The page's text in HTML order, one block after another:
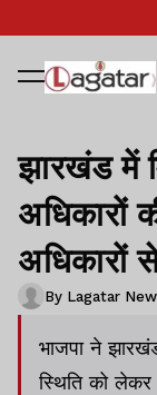
झारखंड में
अधिकारों
अधिकारों
By Lagatar
भाजपा ने
स्थिति को लेकर